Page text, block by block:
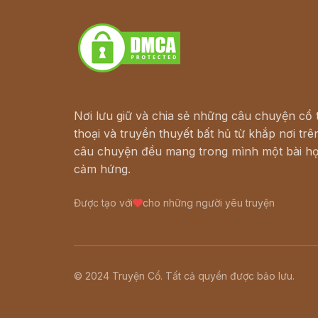
Nơi lưu giữ và chia sẻ những câu chuyện cổ
thoại và truyền thuyết bất hủ từ khắp nơi
câu chuyện đều mang trong mình một bài
cảm hứng.
Được tạo với cho những người yêu truyện
© 2024 Truyện Cổ. Tất cả quyền được bảo lưu.